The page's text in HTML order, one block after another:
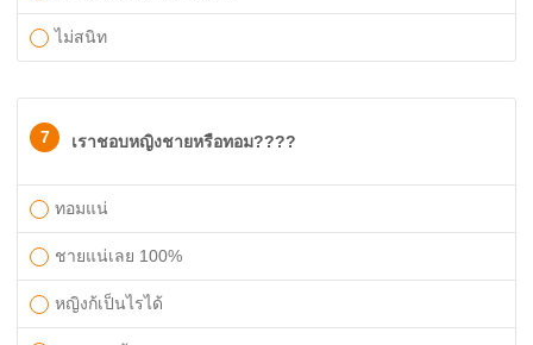
ไม่สนิท
7 เราชอบหญิงชายหรือทอม????
ทอมแน่
ชายแน่เลย 100%
หญิงก้เป็นไรได้